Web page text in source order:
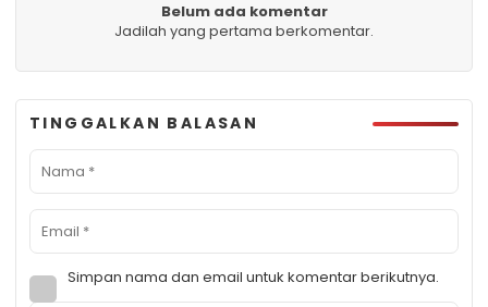
Belum ada komentar
Jadilah yang pertama berkomentar.
TINGGALKAN BALASAN
Simpan nama dan email untuk komentar berikutnya.